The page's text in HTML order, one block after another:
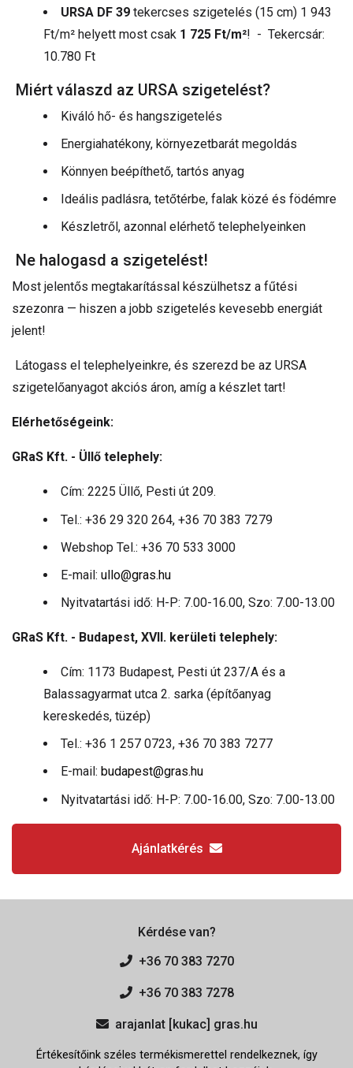
URSA DF 39 tekercses szigetelés (15 cm) 1 943
Ft/m² helyett most csak 1 725 Ft/m²! - Tekercsár:
10.780 Ft
Miért válaszd az URSA szigetelést?
Kiváló hő- és hangszigetelés
Energiahatékony, környezetbarát megoldás
Könnyen beépíthető, tartós anyag
Ideális padlásra, tetőtérbe, falak közé és födémre
Készletről, azonnal elérhető telephelyeinken
Ne halogasd a szigetelést!
Most jelentős megtakarítással készülhetsz a fűtési
szezonra — hiszen a jobb szigetelés kevesebb energiát
jelent!
Látogass el telephelyeinkre, és szerezd be az URSA
szigetelőanyagot akciós áron, amíg a készlet tart!
Elérhetőségeink:
GRaS Kft. - Üllő telephely:
Cím: 2225 Üllő, Pesti út 209.
Tel.: +36 29 320 264, +36 70 383 7279
Webshop Tel.: +36 70 533 3000
E-mail: ullo@gras.hu
Nyitvatartási idő: H-P: 7.00-16.00, Szo: 7.00-13.00
GRaS Kft. - Budapest, XVII. kerületi telephely:
Cím: 1173 Budapest, Pesti út 237/A és a
Balassagyarmat utca 2. sarka (építőanyag
kereskedés, tüzép)
Tel.: +36 1 257 0723, +36 70 383 7277
E-mail: budapest@gras.hu
Nyitvatartási idő: H-P: 7.00-16.00, Szo: 7.00-13.00
Ajánlatkérés
Kérdése van?
+36 70 383 7270
+36 70 383 7278
arajanlat [kukac] gras.hu
Értékesítőink széles termékismerettel rendelkeznek, így